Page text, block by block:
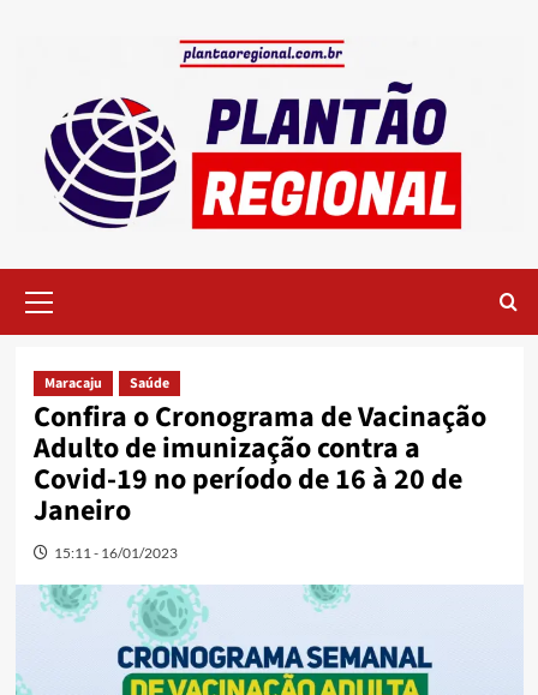
Menu
Maracaju Saúde
Confira o Cronograma de Vacinação
Adulto de imunização contra a
Covid-19 no período de 16 à 20 de
Janeiro
15:11 - 16/01/2023